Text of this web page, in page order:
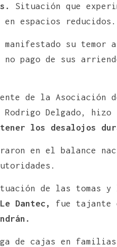
Situación que
espacios reducidos.
manifestado su temor
pago de sus
de la Asociación
Delgado,
los desalojos
en el balance
de las tomas
Dantec,
fue tajante
de cajas en